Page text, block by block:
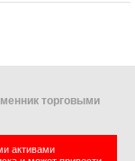
торговыми
активами